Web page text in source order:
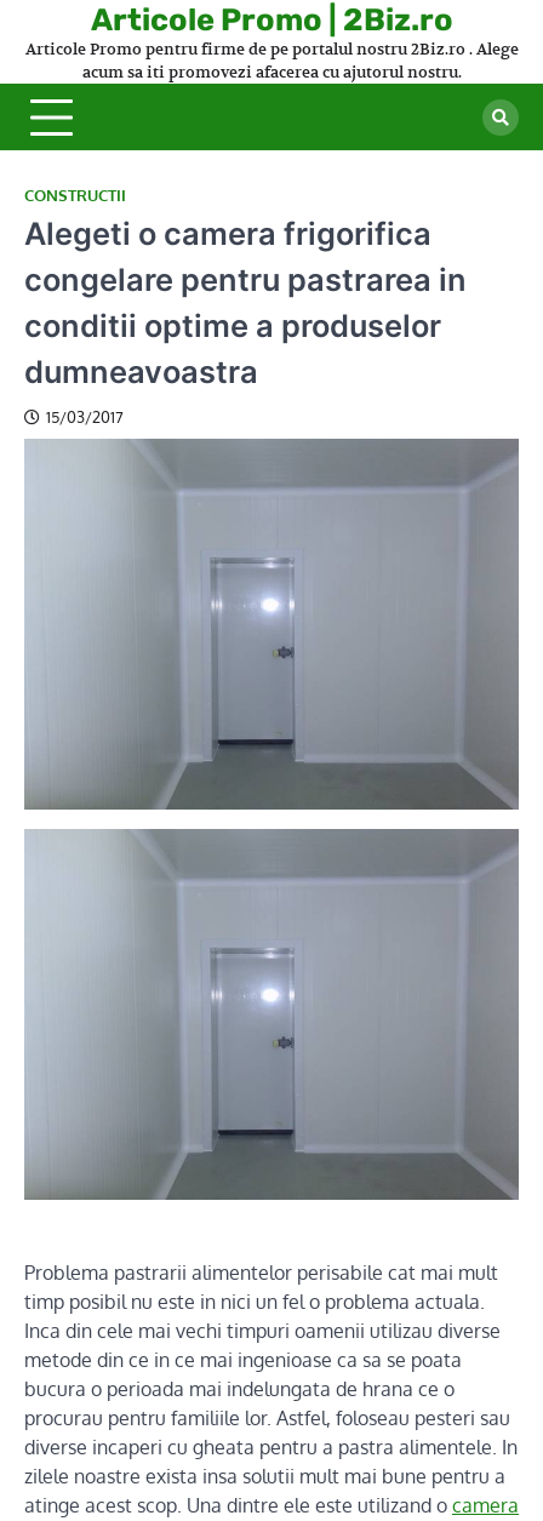
Articole Promo | 2Biz.ro
Articole Promo pentru firme de pe portalul nostru 2Biz.ro . Alege
acum sa iti promovezi afacerea cu ajutorul nostru.
CONSTRUCTII
Alegeti o camera frigorifica
congelare pentru pastrarea in
conditii optime a produselor
dumneavoastra
15/03/2017
Problema pastrarii alimentelor perisabile cat mai mult
timp posibil nu este in nici un fel o problema actuala.
Inca din cele mai vechi timpuri oamenii utilizau diverse
metode din ce in ce mai ingenioase ca sa se poata
bucura o perioada mai indelungata de hrana ce o
procurau pentru familiile lor. Astfel, foloseau pesteri sau
diverse incaperi cu gheata pentru a pastra alimentele. In
zilele noastre exista insa solutii mult mai bune pentru a
atinge acest scop. Una dintre ele este utilizand o camera